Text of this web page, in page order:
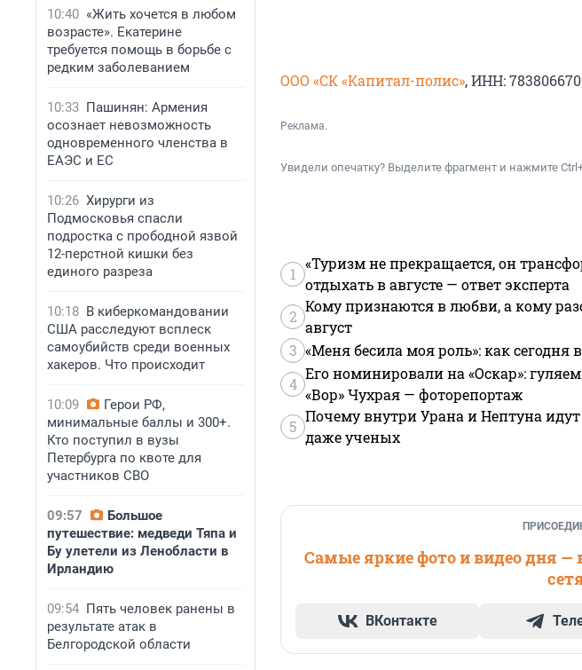
10:40 «Жить хочется в любом
возрасте». Екатерине
требуется помощь в борьбе с
редким заболеванием
10:33 Пашинян: Армения
осознает невозможность
одновременного членства в
ЕАЭС и ЕС
10:26 Хирурги из
Подмосковья спасли
подростка с прободной язвой
12-перстной кишки без
единого разреза
10:18 В киберкомандовании
США расследуют всплеск
самоубийств среди военных
хакеров. Что происходит
10:09
Герои РФ,
минимальные баллы и 300+.
Кто поступил в вузы
Петербурга по квоте для
участников СВО
09:57
Большое
путешествие: медведи Тяпа и
Бу улетели из Ленобласти в
Ирландию
09:54 Пять человек ранены в
результате атак в
Белгородской области
ООО «СК «Капитал-полис», ИНН:
Реклама.
Увидели опечатку? Выделите фрагмент и нажмите
1
«Туризм не прекращается, он
отдыхать в августе — ответ эксперта
2
Кому признаются в любви, а кому
август
3 «Меня бесила моя роль»: как
4
Его номинировали на «Оскар»:
«Вор» Чухрая — фоторепортаж
5
Почему внутри Урана и Нептуна
даже ученых
Самые яркие фото и видео дня
ВКонтакте